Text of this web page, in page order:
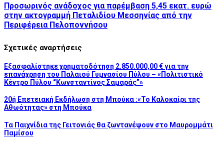
Προσωρινός ανάδοχος για παρέμβαση 5,45 εκατ. ευρώ
στην ακτογραμμή Πεταλιδίου Μεσσηνίας από την
Περιφέρεια Πελοποννήσου
Σχετικές αναρτήσεις
Εξασφαλίστηκε χρηματοδότηση 2.850.000,00 € για την
επανάχρηση του Παλαιού Γυμνασίου Πύλου – «Πολιτιστικό
Κέντρο Πύλου “Κωνσταντίνος Σαμαράς”»
20ή Επετειακή Εκδήλωση στη Μπούκα :«Το Καλοκαίρι της
Αθωότητας» στη Μπούκα
Τα Παιχνίδια της Γειτονιάς θα ζωντανέψουν στο Μαυρομμάτι
Παμίσου